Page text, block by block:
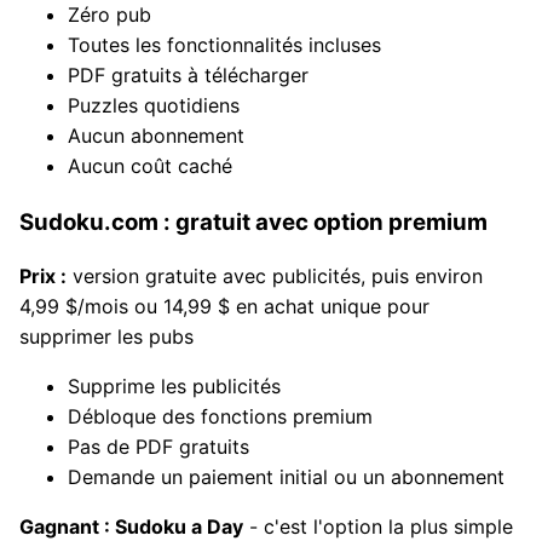
Zéro pub
Toutes les fonctionnalités incluses
PDF gratuits à télécharger
Puzzles quotidiens
Aucun abonnement
Aucun coût caché
Sudoku.com : gratuit avec option premium
Prix : version gratuite avec publicités, puis environ
4,99 $/mois ou 14,99 $ en achat unique pour
supprimer les pubs
Supprime les publicités
Débloque des fonctions premium
Pas de PDF gratuits
Demande un paiement initial ou un abonnement
Gagnant : Sudoku a Day - c'est l'option la plus simple